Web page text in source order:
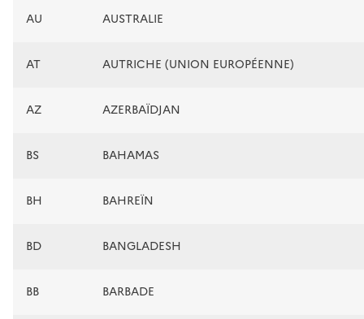
AU AUSTRALIE
AT AUTRICHE (UNION EUROPÉENNE)
AZ AZERBAÏDJAN
BS BAHAMAS
BH BAHREÏN
BD BANGLADESH
BB BARBADE